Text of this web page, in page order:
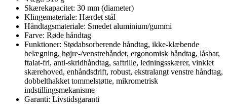
Skærekapacitet: 30 mm (diameter)
Klingemateriale: Hærdet stål
Håndtagsmateriale: Smedet aluminium/gummi
Farve: Røde håndtag
Funktioner: Stødabsorberende håndtag, ikke-klæbende
belægning, højre-/venstrehåndet, ergonomisk håndtag, låsbar,
ftalat-fri, anti-skridhåndtag, saftrille, ledningsskærer, vinklet
skærehoved, enhåndsdrift, robust, ekstralangt venstre håndtag,
dobbelthakket tommelstøtte, mikrometrisk
indstillingsmekanisme
Garanti: Livstidsgaranti